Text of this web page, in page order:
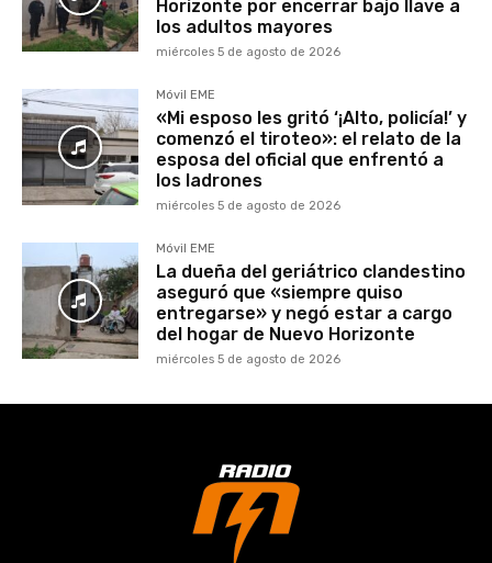
Horizonte por encerrar bajo llave a
los adultos mayores
miércoles 5 de agosto de 2026
Móvil EME
«Mi esposo les gritó ‘¡Alto, policía!’ y
comenzó el tiroteo»: el relato de la
esposa del oficial que enfrentó a
los ladrones
miércoles 5 de agosto de 2026
Móvil EME
La dueña del geriátrico clandestino
aseguró que «siempre quiso
entregarse» y negó estar a cargo
del hogar de Nuevo Horizonte
miércoles 5 de agosto de 2026